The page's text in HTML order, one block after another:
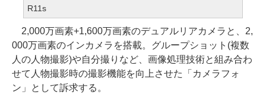
R11s
2,000万画素+1,600万画素のデュアルリアカメラと、2,
000万画素のインカメラを搭載。グループショット(複数
人の人物撮影)や自分撮りなど、画像処理技術と組み合わ
せて人物撮影時の撮影機能を向上させた「カメラフォ
ン」として訴求する。